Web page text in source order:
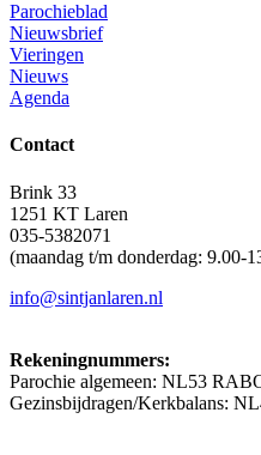
Parochieblad
Nieuwsbrief
Vieringen
Nieuws
Agenda
Contact
Brink 33
1251 KT Laren
035-5382071
(maandag t/m donderdag: 9.00-
info@sintjanlaren.nl
Rekeningnummers:
Parochie algemeen: NL53
Gezinsbijdragen/Kerkbalans: